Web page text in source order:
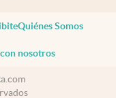
Quiénes Somos
nosotros